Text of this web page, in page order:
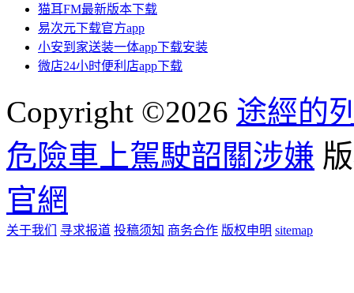
猫耳FM最新版本下载
易次元下载官方app
小安到家送装一体app下载安装
微店24小时便利店app下载
Copyright ©2026 途經的
危險車上駕駛韶關涉嫌
官網
关于我们 寻求报道 投稿须知 商务合作 版权申明 sitemap